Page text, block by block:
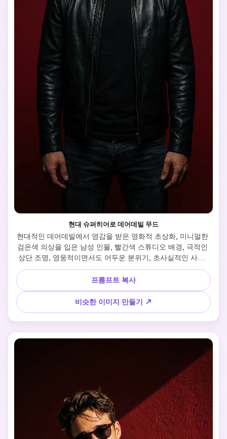
현대 슈퍼히어로 데어데빌 무드
현대적인 데어데빌에서 영감을 받은 영화적 초상화, 미니멀한
검은색 의상을 입은 남성 인물, 빨간색 스튜디오 배경, 극적인
상단 조명, 영웅적이면서도 어두운 분위기, 초사실적인 사진,
영화적 톤 매핑, 전문적인 조명 설정
프롬프트 복사
비슷한 이미지 만들기 ↗